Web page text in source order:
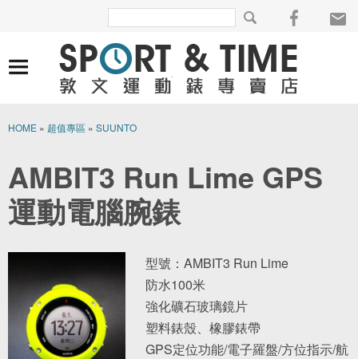
HOME » 超值專區 » SUUNTO
AMBIT3 Run Lime GPS
運動電腦腕錶
型號：AMBIT3 Run Lime
防水100米
強化礦石玻璃鏡片
塑料錶殼、橡膠錶帶
GPS定位功能/電子羅盤/方位指示/航